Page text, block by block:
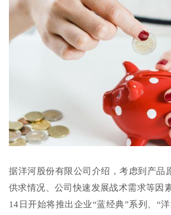
据洋河股份有限公司介绍，考虑到产品
供求情况、公司快速发展战术需求等因
14日开始将推出企业“蓝经典”系列、“